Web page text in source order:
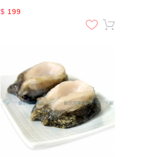
$ 199